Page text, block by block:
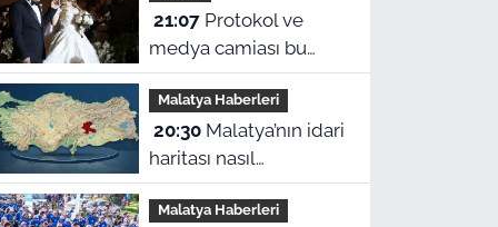
21:07Protokol ve
medya camiası bu
düğünde buluştu:
Bozkurtoğlu ailesinin
mutlu günü
Malatya Haberleri
20:30Malatya’nın idari
haritası nasıl
şekillendi? Hangi ilçe
ne zaman ilçe oldu?
Malatya Haberleri